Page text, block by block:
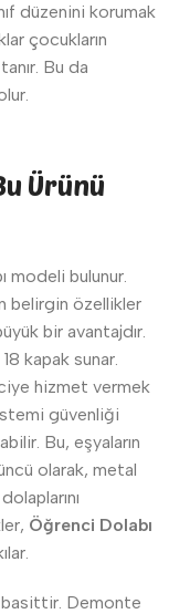
düzenini korumak
çocukların
Bu da
Ürünü
modeli bulunur.
belirgin özellikler
bir avantajdır.
kapak sunar.
hizmet vermek
güvenliği
Bu, eşyaların
olarak, metal
Öğrenci Dolabı
basittir. Demonte